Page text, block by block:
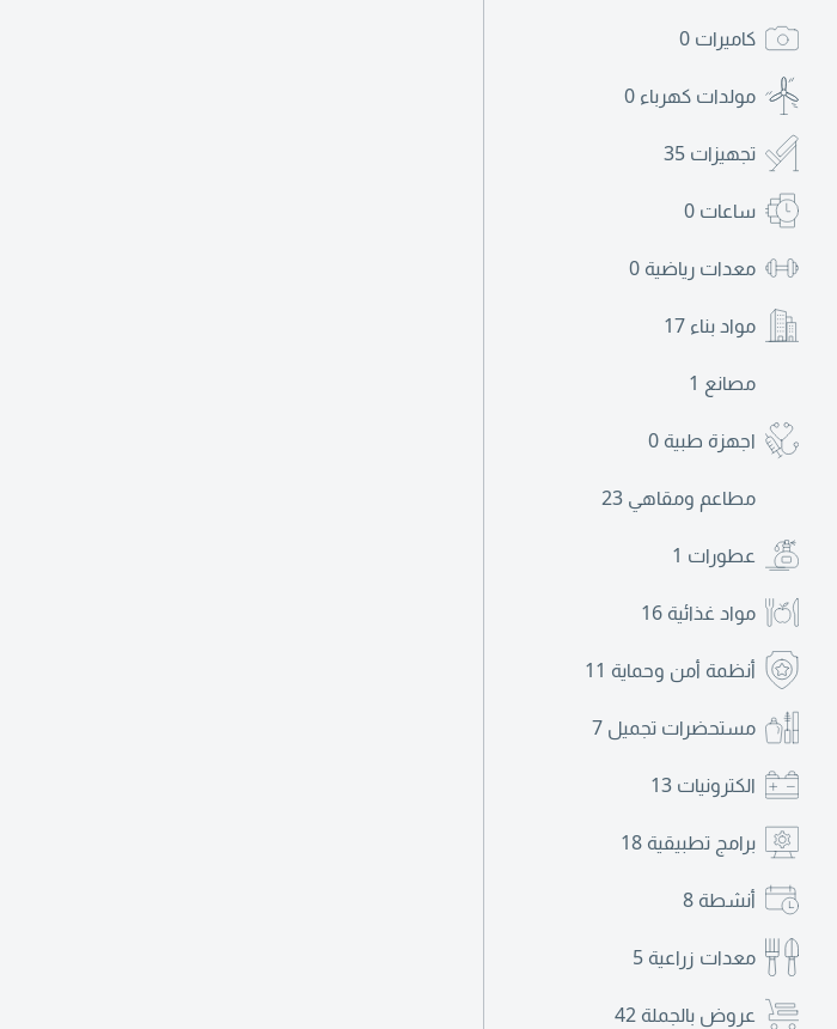
كاميرات 0
مولدات كهرباء 0
تجهيزات 35
ساعات 0
معدات رياضية 0
مواد بناء 17
مصانع 1
اجهزة طبية 0
مطاعم ومقاهي 23
عطورات 1
مواد غذائية 16
أنظمة أمن وحماية 11
مستحضرات تجميل 7
الكترونيات 13
برامج تطبيقية 18
أنشطة 8
معدات زراعية 5
عروض بالجملة 42